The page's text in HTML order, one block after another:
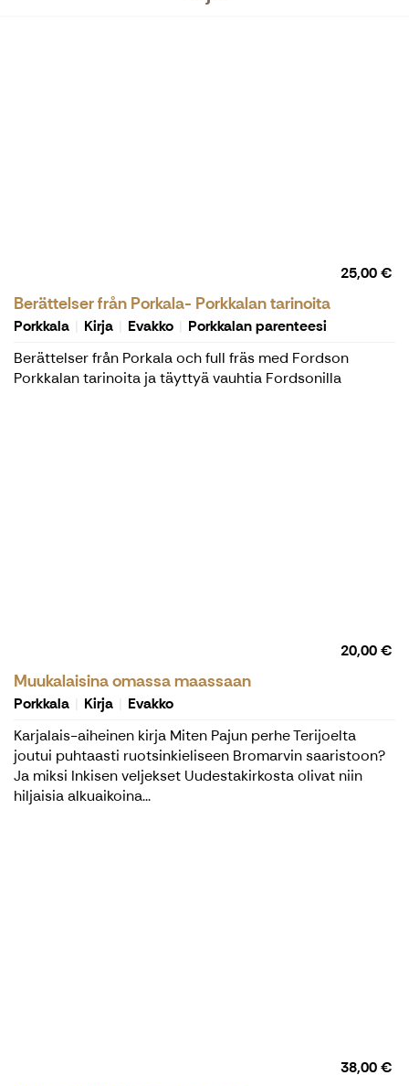
25,00 €
Berättelser från Porkala- Porkkalan tarinoita
Porkkala Kirja Evakko
Porkkalan parenteesi
Berättelser från Porkala och full fräs med Fordson
Porkkalan tarinoita ja täyttyä vauhtia Fordsonilla
20,00 €
Muukalaisina omassa maassaan
Porkkala Kirja
Evakko
Karjalais-aiheinen kirja Miten Pajun perhe Terijoelta
joutui puhtaasti ruotsinkieliseen Bromarvin saaristoon?
Ja miksi Inkisen veljekset Uudestakirkosta olivat niin
hiljaisia alkuaikoina...
38,00 €